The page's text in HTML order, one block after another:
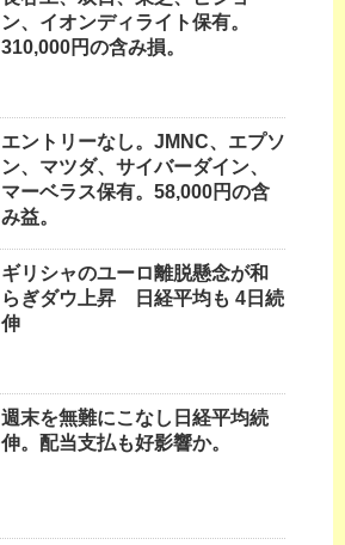
ン、イオンディライト保有。
310,000円の含み損。
エントリーなし。JMNC、エプソ
ン、マツダ、サイバーダイン、
マーベラス保有。58,000円の含
み益。
ギリシャのユーロ離脱懸念が和
らぎダウ上昇 日経平均も 4日続
伸
週末を無難にこなし日経平均続
伸。配当支払も好影響か。